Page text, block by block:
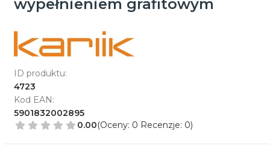
wypełnieniem grafitowym
ID produktu:
4723
Kod EAN:
5901832002895
0.00(Oceny: 0 Recenzje: 0)